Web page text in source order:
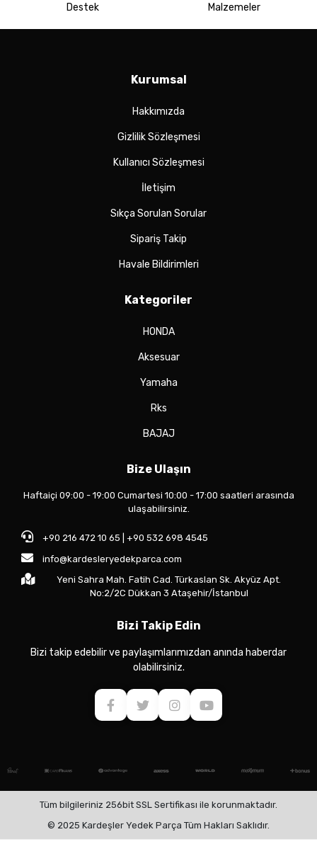
Destek Malzemeler
Kurumsal
Hakkımızda
Gizlilik Sözleşmesi
Kullanıcı Sözleşmesi
İletişim
Sıkça Sorulan Sorular
Sipariş Takip
Havale Bildirimleri
Kategoriler
HONDA
Aksesuar
Yamaha
Rks
BAJAJ
Bize Ulaşın
Haftaiçi 09:00 - 19:00 Cumartesi 10:00 - 17:00 saatleri arasında
ulaşabilirsiniz.
+90 216 472 10 65 | +90 532 698 4545
info@kardesleryedekparca.com
Yeni Sahra Mah. Fatih Cad. Türkaslan Sk. Akyüz Apt.
No:2/2C Dükkan 3 Ataşehir/İstanbul
Bizi Takip Edin
Bizi takip edebilir ve paylaşımlarımızdan anında haberdar
olabilirsiniz.
Tüm bilgileriniz 256bit SSL Sertifikası ile korunmaktadır.
© 2025 Kardeşler Yedek Parça Tüm Hakları Saklıdır.